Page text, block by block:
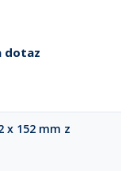
dotaz
x 152 mm z